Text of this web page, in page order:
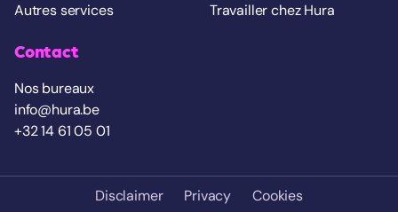
Autres services
Travailler chez Hura
Contact
Nos bureaux
info@hura.be
+32 14 61 05 01
Disclaimer Privacy Cookies